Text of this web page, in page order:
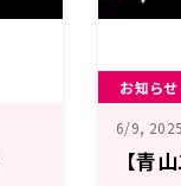
お知らせ
6/9, 2025
【青